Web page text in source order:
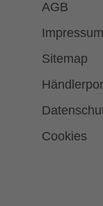
AGB
Impressum
Sitemap
Cookies